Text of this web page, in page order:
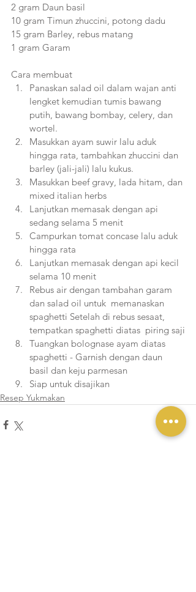
2 gram Daun basil
10 gram Timun zhuccini, potong dadu
15 gram Barley, rebus matang
1 gram Garam
Cara membuat
Panaskan salad oil dalam wajan anti
lengket kemudian tumis bawang
putih, bawang bombay, celery, dan
wortel.
Masukkan ayam suwir lalu aduk
hingga rata, tambahkan zhuccini dan
barley (jali-jali) lalu kukus.
Masukkan beef gravy, lada hitam, dan
mixed italian herbs
Lanjutkan memasak dengan api
sedang selama 5 menit
Campurkan tomat concase lalu aduk
hingga rata
Lanjutkan memasak dengan api kecil
selama 10 menit
Rebus air dengan tambahan garam
dan salad oil untuk  memanaskan
spaghetti Setelah di rebus sesaat,
tempatkan spaghetti diatas  piring saji
Tuangkan bolognase ayam diatas
spaghetti - Garnish dengan daun
basil dan keju parmesan
Siap untuk disajikan
Resep Yukmakan